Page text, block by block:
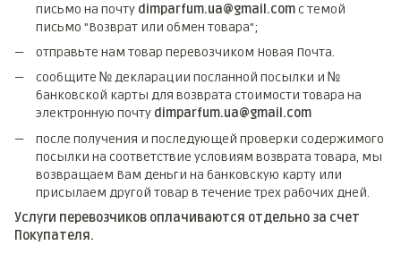
письмо на почту dimparfum.ua@gmail.comс темой
письмо "Возврат или обмен товара";
отправьте нам товар перевозчиком Новая Почта.
сообщите № декларации посланной посылки и №
банковской карты для возврата стоимости товара на
электронную почту dimparfum.ua@gmail.com
после получения и последующей проверки содержимого
посылки на соответствие условиям возврата товара, мы
возвращаем Вам деньги на банковскую карту или
присылаем другой товар в течение трех рабочих дней.
Услуги перевозчиков оплачиваются отдельно за счет
Покупателя.